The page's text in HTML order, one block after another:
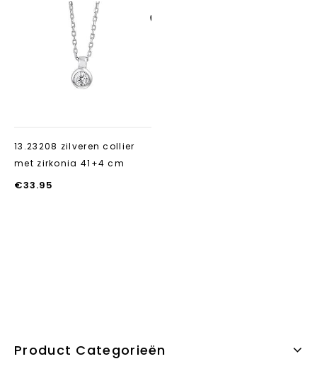
13.23208 zilveren collier
met zirkonia 41+4 cm
€33.95
Product Categorieën